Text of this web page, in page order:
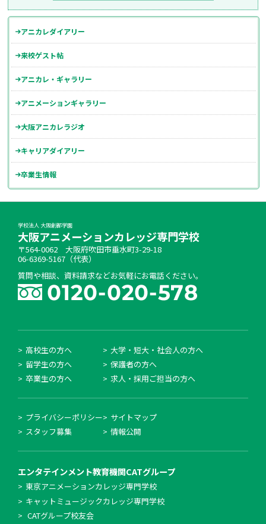
アニカレダイアリー
来校ゲスト帖
アニカレ・ギャラリー
アニメーションギャラリー
大阪アニカレラジオ
キャリアダイアリー
卒業生情報
学校法人 大阪創都学園
大阪アニメーションカレッジ専門学校
〒564-0062 大阪府吹田市垂水町3-29-18
06-6369-5167（代表）
質問や相談、資料請求などお気軽にお電話ください。
高校生の方へ
大学・短大・社会人の方へ
留学生の方へ
保護者の方へ
卒業生の方へ
求人・採用ご担当の方へ
プライバシーポリシー
サイトマップ
スタッフ募集
情報公開
エンタテインメント教育機関CATグループ
東京アニメーションカレッジ専門学校
キャットミュージックカレッジ専門学校
CATグループ校友会